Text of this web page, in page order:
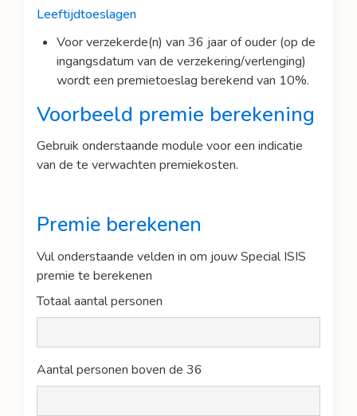
Leeftijdtoeslagen
Voor verzekerde(n) van 36 jaar of ouder (op de
ingangsdatum van de verzekering/verlenging)
wordt een premietoeslag berekend van 10%.
Voorbeeld premie berekening
Gebruik onderstaande module voor een indicatie
van de te verwachten premiekosten.
Premie berekenen
Vul onderstaande velden in om jouw Special ISIS
premie te berekenen
Totaal aantal personen
Aantal personen boven de 36